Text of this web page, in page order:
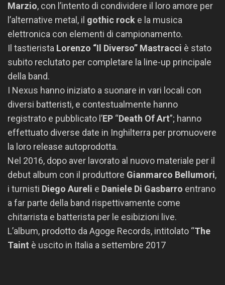
Marzio, con l’intento di condividere il loro amore per
l’alternative metal, il gothic rock e la musica
elettronica con elementi di campionamento.
Il tastierista Lorenzo “Il Diverso” Mastracci è stato
subito reclutato per completare la line-up principale
della band.
I Nexus hanno iniziato a suonare in vari locali con
diversi batteristi, e contestualmente hanno
registrato e pubblicato l’EP “Death Of Art”; hanno
effettuato diverse date in Inghilterra per promuovere
la loro release autoprodotta.
Nel 2016, dopo aver lavorato al nuovo materiale per il
debut album con il produttore Gianmarco Bellumori,
i turnisti Diego Aureli e Daniele Di Gasbarro entrano
a far parte della band rispettivamente come
chitarrista e batterista per le esibizioni live.
L’album, prodotto da Agoge Records, intitolato “The
Taint è uscito in Italia a settembre 2017